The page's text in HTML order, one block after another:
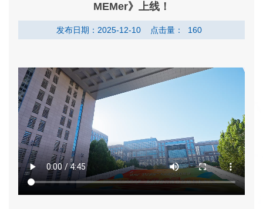
MEMer》上线！
发布日期：2025-12-10 点击量： 160